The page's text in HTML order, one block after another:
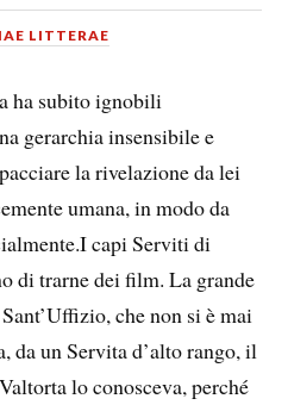
LITTERAE
ha subito ignobili
gerarchia insensibile e
la rivelazione da lei
umana, in modo da
capi Serviti di
di trarne dei film. La grande
che non si è mai
da un Servita d’alto rango, il
lo conosceva, perché